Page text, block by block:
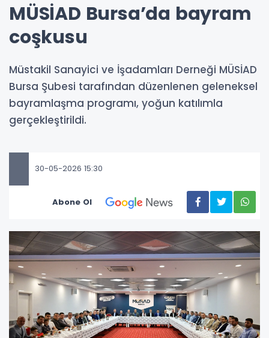
MÜSİAD Bursa’da bayram
coşkusu
Müstakil Sanayici ve İşadamları Derneği MÜSİAD
Bursa Şubesi tarafından düzenlenen geleneksel
bayramlaşma programı, yoğun katılımla
gerçekleştirildi.
30-05-2026 15:30
Abone Ol